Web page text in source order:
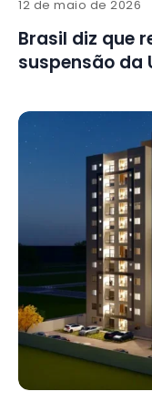
12 de maio de 2026
Brasil diz que
suspensão da